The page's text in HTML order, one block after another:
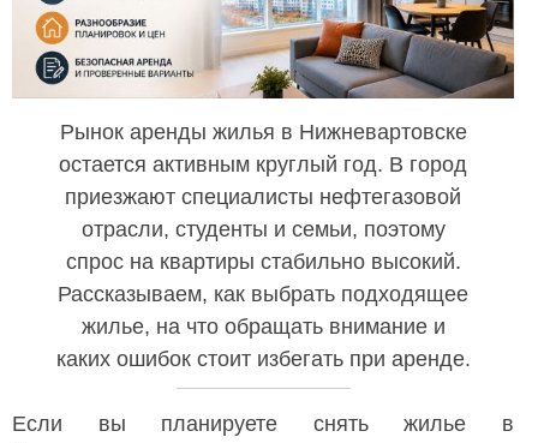
Рынок аренды жилья в Нижневартовске
остается активным круглый год. В город
приезжают специалисты нефтегазовой
отрасли, студенты и семьи, поэтому
спрос на квартиры стабильно высокий.
Рассказываем, как выбрать подходящее
жилье, на что обращать внимание и
каких ошибок стоит избегать при аренде.
Если вы планируете снять жилье в